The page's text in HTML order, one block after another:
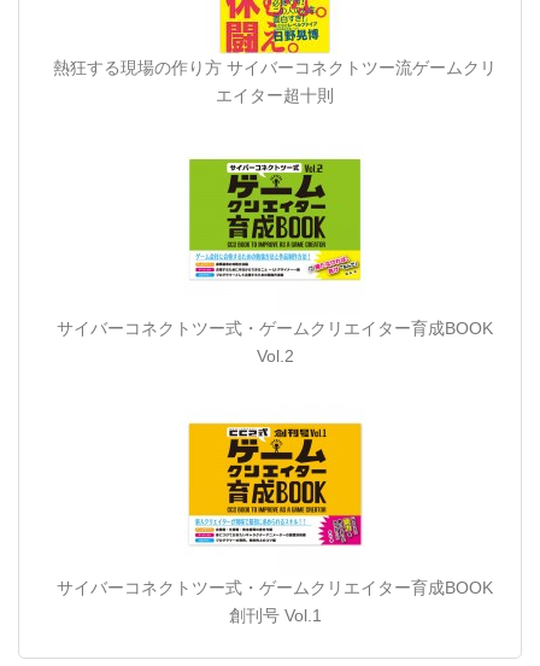
熱狂する現場の作り方 サイバーコネクトツー流ゲームクリ
エイター超十則
サイバーコネクトツー式・ゲームクリエイター育成BOOK
Vol.2
サイバーコネクトツー式・ゲームクリエイター育成BOOK
創刊号 Vol.1